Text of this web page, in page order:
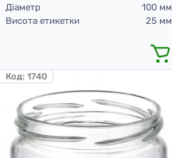
Діаметр
100 мм
Висота етикетки
25 мм
Код: 1740